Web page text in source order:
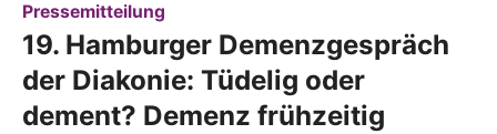
Pressemitteilung
19. Hamburger Demenzgespräch
der Diakonie: Tüdelig oder
dement? Demenz frühzeitig